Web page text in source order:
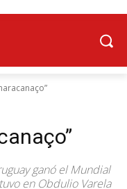
ganó el Mundial
en Obdulio Varela